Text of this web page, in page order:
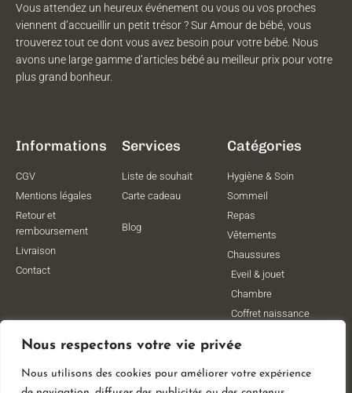
Nous respectons votre vie privée
Nous utilisons des cookies pour améliorer votre expérience
Vous attendez un heureux événement ou vous ou vos proches
viennent d’accueillir un petit trésor ? Sur Amour de bébé, vous
trouverez tout ce dont vous avez besoin pour votre bébé. Nous
avons une large gamme d’articles bébé au meilleur prix pour votre
plus grand bonheur.
Informations
CGV
Mentions légales
Retour et
remboursement
Livraison
Contact
Services
Liste de souhait
Carte cadeau
Blog
Catégories
Hygiène & Soin
Sommeil
Repas
Vêtements
Chaussures
Eveil & jouet
Chambre
Coffret naissance
Vêtements de
grossesse
Lithothérapie